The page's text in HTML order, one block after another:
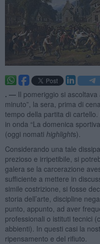
. — Il pomeriggio si
minuto”, la sera, prima di
tempo della partita di
in onda “La domenica
(oggi nomati highlights).
Considerando una tale
prezioso e irripetibile, si
galera se la carcerazione
sufficiente a mettere in
simile costrizione, si fosse
storia dell’arte, discipline
punto, appunto, ad aver
professionali o istituti tecnici
abbienti). In questi casi la
ripensamento e del rifiuto.